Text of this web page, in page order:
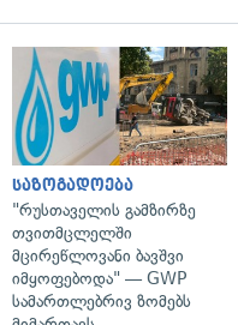
საზოგადოება
"რუსთაველის გამზირზე
თვითმცლელში
მცირეწლოვანი ბავშვი
იმყოფებოდა" — GWP
სამართლებრივ ზომებს